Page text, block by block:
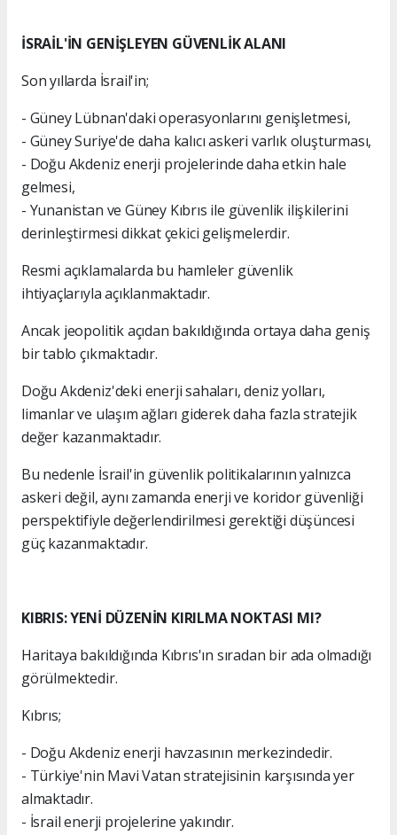
İSRAİL'İN GENİŞLEYEN GÜVENLİK ALANI
Son yıllarda İsrail'in;
- Güney Lübnan'daki operasyonlarını genişletmesi,
- Güney Suriye'de daha kalıcı askeri varlık oluşturması,
- Doğu Akdeniz enerji projelerinde daha etkin hale
gelmesi,
- Yunanistan ve Güney Kıbrıs ile güvenlik ilişkilerini
derinleştirmesi dikkat çekici gelişmelerdir.
Resmi açıklamalarda bu hamleler güvenlik
ihtiyaçlarıyla açıklanmaktadır.
Ancak jeopolitik açıdan bakıldığında ortaya daha geniş
bir tablo çıkmaktadır.
Doğu Akdeniz'deki enerji sahaları, deniz yolları,
limanlar ve ulaşım ağları giderek daha fazla stratejik
değer kazanmaktadır.
Bu nedenle İsrail'in güvenlik politikalarının yalnızca
askeri değil, aynı zamanda enerji ve koridor güvenliği
perspektifiyle değerlendirilmesi gerektiği düşüncesi
güç kazanmaktadır.
KIBRIS: YENİ DÜZENİN KIRILMA NOKTASI MI?
Haritaya bakıldığında Kıbrıs'ın sıradan bir ada olmadığı
görülmektedir.
Kıbrıs;
- Doğu Akdeniz enerji havzasının merkezindedir.
- Türkiye'nin Mavi Vatan stratejisinin karşısında yer
almaktadır.
- İsrail enerji projelerine yakındır.